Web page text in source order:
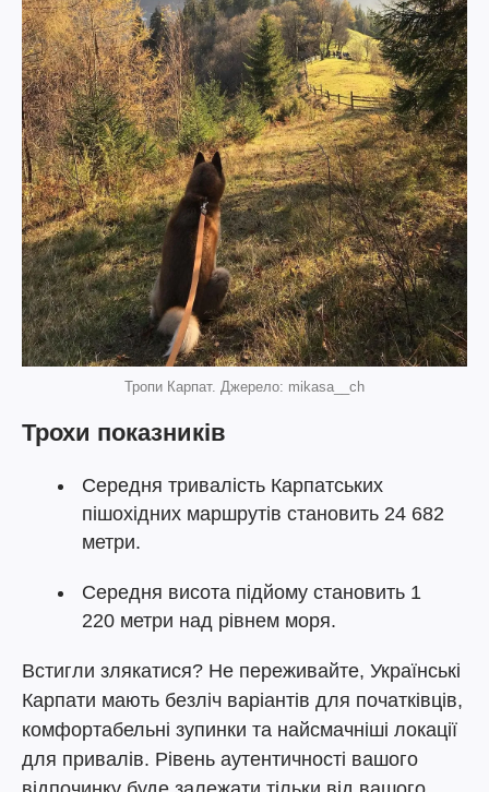
Тропи Карпат. Джерело: mikasa__ch
Трохи показників
Середня тривалість Карпатських
пішохідних маршрутів становить 24 682
метри.
Середня висота підйому становить 1
220 метри над рівнем моря.
Встигли злякатися? Не переживайте, Українські
Карпати мають безліч варіантів для початківців,
комфортабельні зупинки та найсмачніші локації
для привалів. Рівень аутентичності вашого